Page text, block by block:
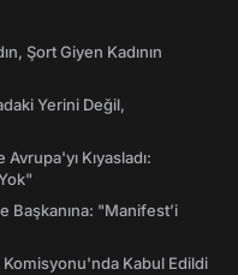
Şort Giyen Kadının
Yerini Değil,
Kıyasladı:
"Manifest’i
Komisyonu'nda Kabul Edildi